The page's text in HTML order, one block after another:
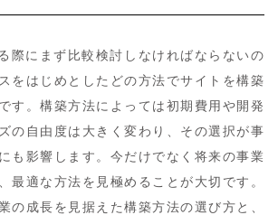
際にまず比較検討しなければならないの
をはじめとしたどの方法でサイトを構築
す。構築方法によっては初期費用や開発
の自由度は大きく変わり、その選択が事
も影響します。今だけでなく将来の事業
最適な方法を見極めることが大切です。
の成長を見据えた構築方法の選び方と、